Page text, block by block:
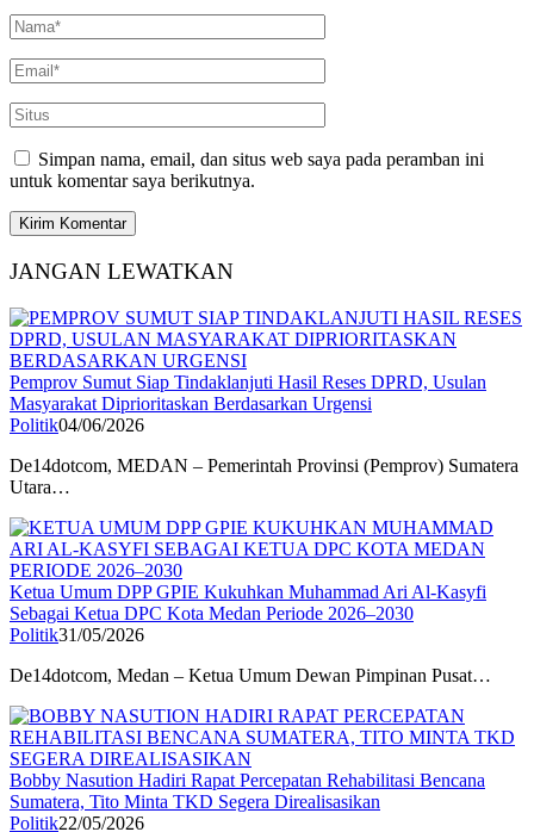
Simpan nama, email, dan situs web saya pada peramban ini
untuk komentar saya berikutnya.
JANGAN LEWATKAN
Pemprov Sumut Siap Tindaklanjuti Hasil Reses DPRD, Usulan
Masyarakat Diprioritaskan Berdasarkan Urgensi
Politik04/06/2026
De14dotcom, MEDAN – Pemerintah Provinsi (Pemprov) Sumatera
Utara…
Ketua Umum DPP GPIE Kukuhkan Muhammad Ari Al-Kasyfi
Sebagai Ketua DPC Kota Medan Periode 2026–2030
Politik31/05/2026
De14dotcom, Medan – Ketua Umum Dewan Pimpinan Pusat…
Bobby Nasution Hadiri Rapat Percepatan Rehabilitasi Bencana
Sumatera, Tito Minta TKD Segera Direalisasikan
Politik22/05/2026